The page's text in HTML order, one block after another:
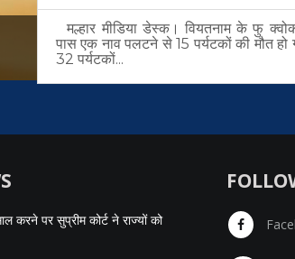
शिक्षा : महान नागरिक राष्ट्र की आधारशिला
मल्हार मीडिया डेस्क। वियतनाम के फु
पास एक नाव पलटने से 15 पर्यटकों की मौत हो
32 पर्यटकों...
करने पर सुप्रीम कोर्ट ने राज्यों को